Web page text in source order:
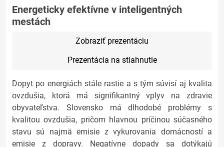
Energeticky efektívne v inteligentných
mestách
Zobraziť prezentáciu
Prezentácia na stiahnutie
Dopyt po energiách stále rastie a s tým súvisí aj kvalita
ovzdušia, ktorá má signifikantný vplyv na zdravie
obyvateľstva. Slovensko má dlhodobé problémy s
kvalitou ovzdušia, pričom hlavnou príčinou súčasného
stavu sú najmä emisie z vykurovania domácností a
emisie z dopravy. Negatívne dopady sa dotýkajú